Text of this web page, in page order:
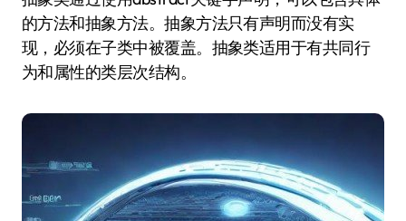
的方法和抽象方法。抽象方法只有声明而没有实
现，必须在子类中被覆盖。抽象类适用于有共同行
为和属性的类层次结构。